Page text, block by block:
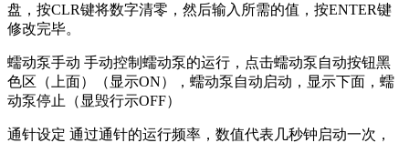
盘，按CLR键将数字清零，然后输入所需的值，按ENTER键
修改完毕。
蠕动泵手动 手动控制蠕动泵的运行，点击蠕动泵自动按钮黑
色区（上面）（显示ON），蠕动泵自动启动，显示下面，蠕
动泵停止（显毁行示OFF）
通针设定 通过通针的运行频率，数值代表几秒钟启动一次，